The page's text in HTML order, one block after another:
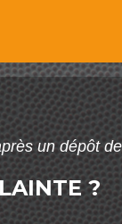
un dépôt
?